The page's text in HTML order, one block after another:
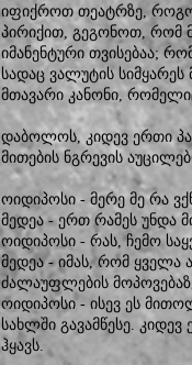
იფიქროთ თეატრზე,
პირიქით, გეგონოთ, რომ
იმანენტური თვისებაა;
სადაც ვალუტის
მთავარი კანონი,
დაბოლოს, კიდევ ერთი
მითების ნგრევის
ოიდიპოსი - მერე მე რა
მედეა - ერთ რამეს უნდა
ოიდიპოსი - რას, ჩემო
მედეა - იმას, რომ ყველა
ძალაუფლების
ოიდიპოსი - ისევ ეს
სახლში გავამწესე.
ჰყავს.